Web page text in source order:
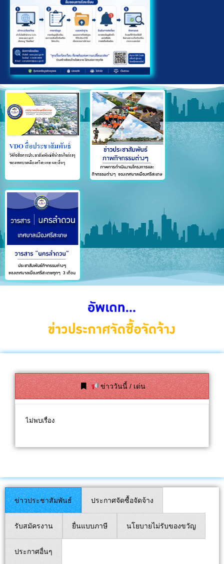
ข่าววันนี้ / เด่น
ไม่พบเรื่อง
ข่าวประชาสัมพันธ์ ประกาศจัดซื้อจัดจ้าง
รับสมัครงาน ยื่นแบบภาษี นโยบายไม่รับของขวัญ
ประกาศอื่นๆ